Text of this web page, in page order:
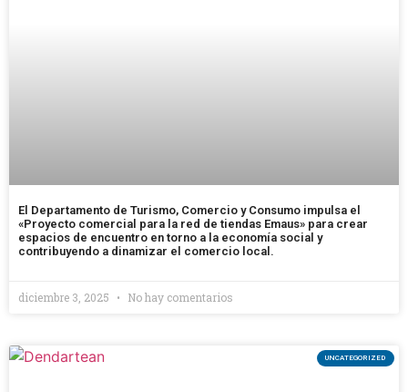
El Departamento de Turismo, Comercio y Consumo impulsa el
«Proyecto comercial para la red de tiendas Emaus» para crear
espacios de encuentro en torno a la economía social y
contribuyendo a dinamizar el comercio local.
diciembre 3, 2025 No hay comentarios
UNCATEGORIZED